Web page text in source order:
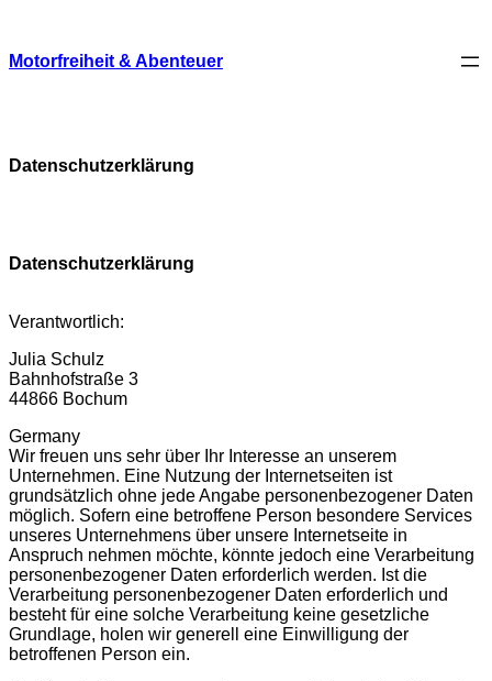
content
Motorfreiheit & Abenteuer
Datenschutzerklärung
Datenschutzerklärung
Verantwortlich:
Julia Schulz
Bahnhofstraße 3
44866 Bochum
Germany
Wir freuen uns sehr über Ihr Interesse an unserem
Unternehmen. Eine Nutzung der Internetseiten ist
grundsätzlich ohne jede Angabe personenbezogener Daten
möglich. Sofern eine betroffene Person besondere Services
unseres Unternehmens über unsere Internetseite in
Anspruch nehmen möchte, könnte jedoch eine Verarbeitung
personenbezogener Daten erforderlich werden. Ist die
Verarbeitung personenbezogener Daten erforderlich und
besteht für eine solche Verarbeitung keine gesetzliche
Grundlage, holen wir generell eine Einwilligung der
betroffenen Person ein.